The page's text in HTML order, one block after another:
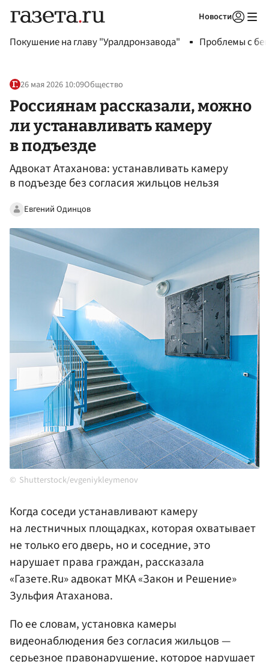
Новости
Покушение на главу "Уралдронзавода" Проблемы с
26 мая 2026 10:09Общество
Россиянам рассказали, можно
ли устанавливать камеру
в подъезде
Адвокат Атаханова: устанавливать камеру
в подъезде без согласия жильцов нельзя
Евгений Одинцов
Shutterstock/evgeniykleymenov
Когда соседи устанавливают камеру
на лестничных площадках, которая охватывает
не только его дверь, но и соседние, это
нарушает права граждан, рассказала
«Газете.Ru» адвокат МКА «Закон и Решение»
Зульфия Атаханова.
По ее словам, установка камеры
видеонаблюдения без согласия жильцов —
серьезное правонарушение, которое нарушает